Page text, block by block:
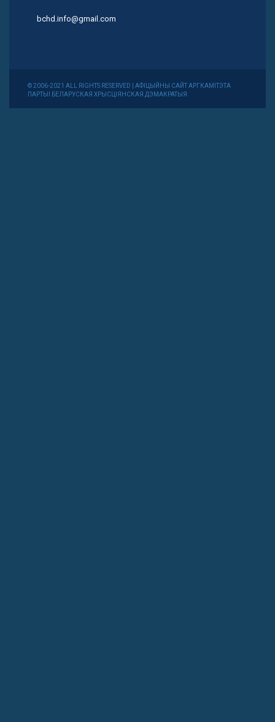
bchd.info@gmail.com
© 2006-2021 ALL RIGHTS RESERVED | АФІЦЫЙНЫ САЙТ АРГКАМІТЭТА
ПАРТЫІ БЕЛАРУСКАЯ ХРЫСЦІЯНСКАЯ ДЭМАКРАТЫЯ